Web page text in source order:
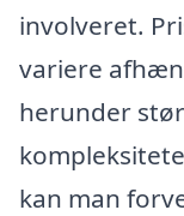
involveret.
variere
herunder
kan man